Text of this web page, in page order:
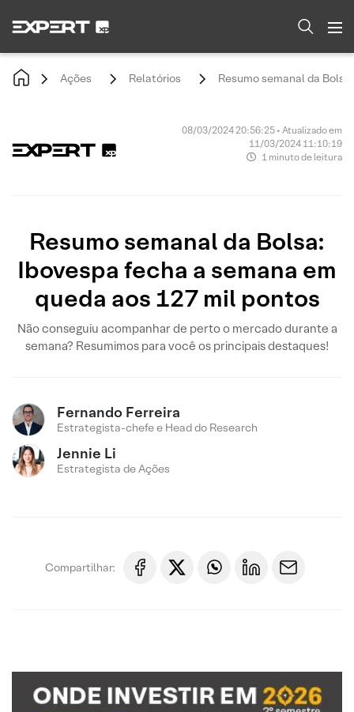
Ações Relatórios Resumo semanal da
08/03/2024 20:56:25 • Atualizado em
11/03/2024 11:10:19
1 minuto de leitura
Resumo semanal da Bolsa:
Ibovespa fecha a semana em
queda aos 127 mil pontos
Não conseguiu acompanhar de perto o mercado durante a
semana? Resumimos para você os principais destaques!
Fernando Ferreira
Estrategista-chefe e Head do Research
Jennie Li
Estrategista de Ações
Compartilhar: